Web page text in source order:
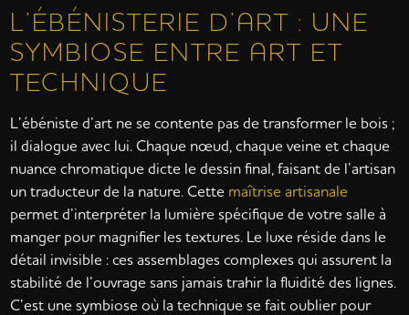
L’ÉBÉNISTERIE D’ART : UNE
SYMBIOSE ENTRE ART ET
TECHNIQUE
L’ébéniste d’art ne se contente pas de transformer le bois ;
il dialogue avec lui. Chaque nœud, chaque veine et chaque
nuance chromatique dicte le dessin final, faisant de l’artisan
un traducteur de la nature. Cette maîtrise artisanale
permet d’interpréter la lumière spécifique de votre salle à
manger pour magnifier les textures. Le luxe réside dans le
détail invisible : ces assemblages complexes qui assurent la
stabilité de l’ouvrage sans jamais trahir la fluidité des lignes.
C’est une symbiose où la technique se fait oublier pour